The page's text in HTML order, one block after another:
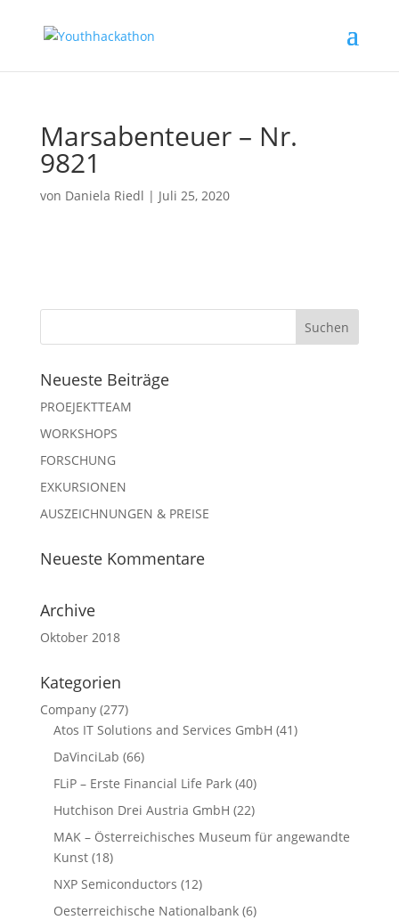
Marsabenteuer – Nr.
9821
von Daniela Riedl | Juli 25, 2020
Neueste Beiträge
PROEJEKTTEAM
WORKSHOPS
FORSCHUNG
EXKURSIONEN
AUSZEICHNUNGEN & PREISE
Neueste Kommentare
Archive
Oktober 2018
Kategorien
Company(277)
Atos IT Solutions and Services GmbH (41)
DaVinciLab (66)
FLiP – Erste Financial Life Park(40)
Hutchison Drei Austria GmbH (22)
MAK – Österreichisches Museum für angewandte
Kunst(18)
NXP Semiconductors (12)
Oesterreichische Nationalbank(6)